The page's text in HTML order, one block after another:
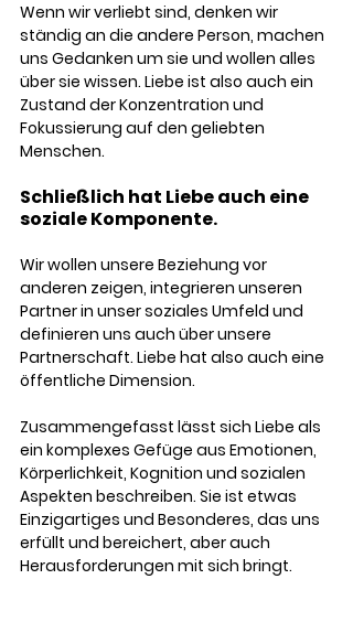
Wenn wir verliebt sind, denken wir
ständig an die andere Person, machen
uns Gedanken um sie und wollen alles
über sie wissen. Liebe ist also auch ein
Zustand der Konzentration und
Fokussierung auf den geliebten
Menschen.
Schließlich hat Liebe auch eine
soziale Komponente.
Wir wollen unsere Beziehung vor
anderen zeigen, integrieren unseren
Partner in unser soziales Umfeld und
definieren uns auch über unsere
Partnerschaft. Liebe hat also auch eine
öffentliche Dimension.
Zusammengefasst lässt sich Liebe als
ein komplexes Gefüge aus Emotionen,
Körperlichkeit, Kognition und sozialen
Aspekten beschreiben. Sie ist etwas
Einzigartiges und Besonderes, das uns
erfüllt und bereichert, aber auch
Herausforderungen mit sich bringt.